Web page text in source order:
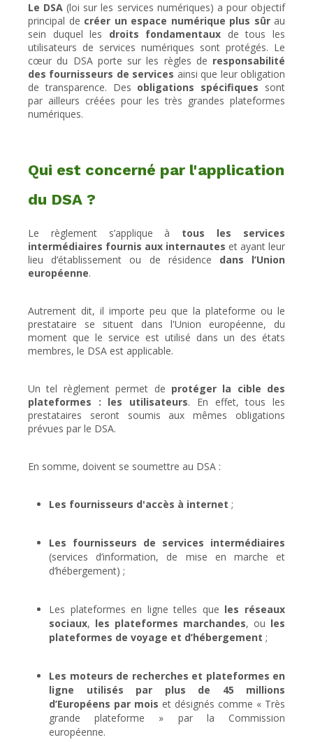
Le DSA (loi sur les services numériques) a pour objectif
principal de créer un espace numérique plus sûrau
sein duquel les droits fondamentaux de tous les
utilisateurs de services numériques sont protégés. Le
cœur du DSA porte sur les règles de responsabilité
des fournisseurs de services ainsi que leur obligation
de transparence. Des obligations spécifiques sont
par ailleurs créées pour les très grandes plateformes
numériques.
Qui est concerné par l'application
du DSA ?
Le règlement s’applique à tous les services
intermédiaires fournis aux internautes et ayant leur
lieu d’établissement ou de résidence dans l’Union
européenne.
Autrement dit, il importe peu que la plateforme ou le
prestataire se situent dans l'Union européenne, du
moment que le service est utilisé dans un des états
membres, le DSA est applicable.
Un tel règlement permet de protéger la cible des
plateformes : les utilisateurs. En effet, tous les
prestataires seront soumis aux mêmes obligations
prévues par le DSA.
En somme, doivent se soumettre au DSA :
Les fournisseurs d'accès à internet ;
Les fournisseurs de services intermédiaires
(services d’information, de mise en marche et
d’hébergement) ;
Les plateformes en ligne telles que les réseaux
sociaux, les plateformes marchandes, ou les
plateformes de voyage et d’hébergement ;
Les moteurs de recherches et plateformes en
ligne utilisés par plus de 45 millions
d’Européens par mois et désignés comme « Très
grande plateforme » par la Commission
européenne.